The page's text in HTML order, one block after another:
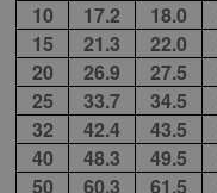
10 17.2 18.0
15
21.3 22.0
20
26.9 27.5
25
33.7 34.5
32
42.4 43.5
40
48.3 49.5
50
60.3 61.5